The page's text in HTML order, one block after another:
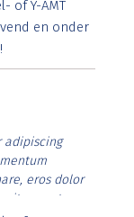
posuere.
of Y-AMT
en onder
adipiscing
eros dolor
vitae erat.